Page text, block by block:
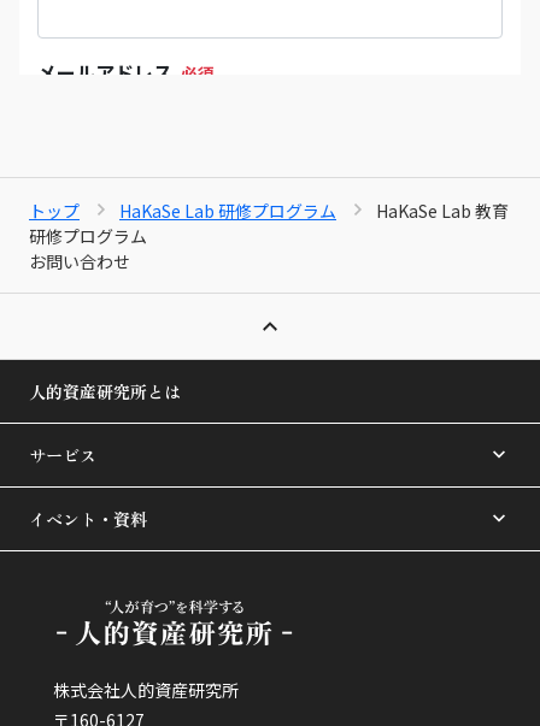
トップ HaKaSe Lab 研修プログラム
HaKaSe Lab 教育
研修プログラム
お問い合わせ
人的資産研究所とは
サービス
イベント・資料
株式会社人的資産研究所
〒160-6127